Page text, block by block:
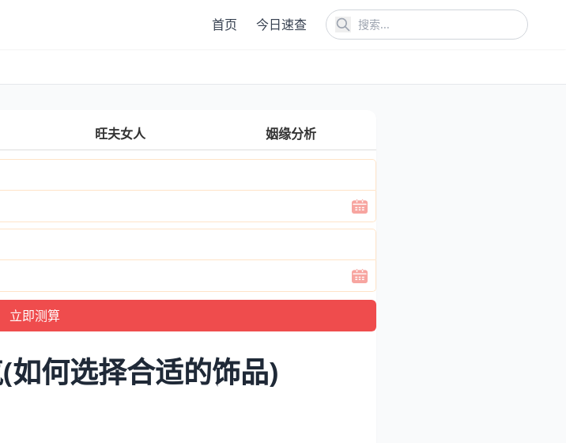
首页 今日速查
旺夫女人 姻缘分析
何选择合适的饰品)